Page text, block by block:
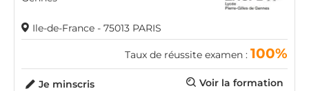
Ile-de-France - 75013 PARIS
Taux de réussite examen : 100%
Voir la formation
Je minscris